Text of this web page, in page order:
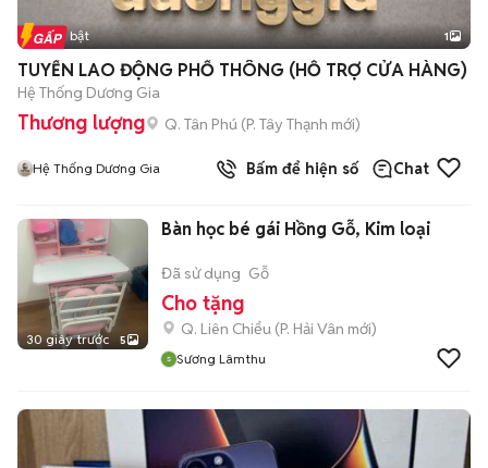
Tin nổi bật 1
TUYỂN LAO ĐỘNG PHỔ THÔNG (HỖ TRỢ CỬA HÀNG)
Hệ Thống Dương Gia
Thương lượng Q. Tân Phú (P. Tây Thạnh mới)
Hệ Thống Dương Gia Bấm để hiện số Chat
30 giây trước 5
Bàn học bé gái Hồng Gỗ, Kim loại
Đã sử dụng Gỗ
Cho tặng
Q. Liên Chiểu (P. Hải Vân mới)
Sương Lâmthu